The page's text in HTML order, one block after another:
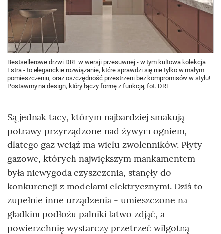
Bestsellerowe drzwi DRE w wersji przesuwnej - w tym kultowa kolekcja
Estra - to eleganckie rozwiązanie, które sprawdzi się nie tylko w małym
pomieszczeniu, oraz oszczędność przestrzeni bez kompromisów w stylu!
Postawmy na design, który łączy formę z funkcją, fot. DRE
Są jednak tacy, którym najbardziej smakują
potrawy przyrządzone nad żywym ogniem,
dlatego gaz wciąż ma wielu zwolenników. Płyty
gazowe, których największym mankamentem
była niewygoda czyszczenia, stanęły do
konkurencji z modelami elektrycznymi. Dziś to
zupełnie inne urządzenia - umieszczone na
gładkim podłożu palniki łatwo zdjąć, a
powierzchnię wystarczy przetrzeć wilgotną